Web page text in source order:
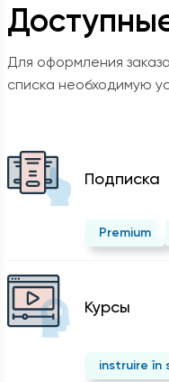
Для оформления
списка необходимую
Подписка
Premium
Курсы
instruire în